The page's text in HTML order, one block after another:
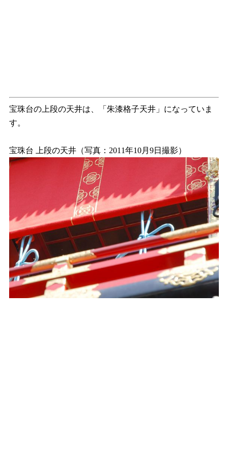
宝珠台の上段の天井は、「朱漆格子天井」になっていま
す。
宝珠台 上段の天井（写真：2011年10月9日撮影）